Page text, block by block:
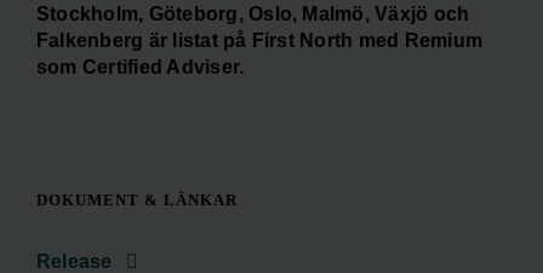
Stockholm, Göteborg, Oslo, Malmö, Växjö och
Falkenberg är listat på First North med Remium
som Certified Adviser.
DOKUMENT & LÄNKAR
Release